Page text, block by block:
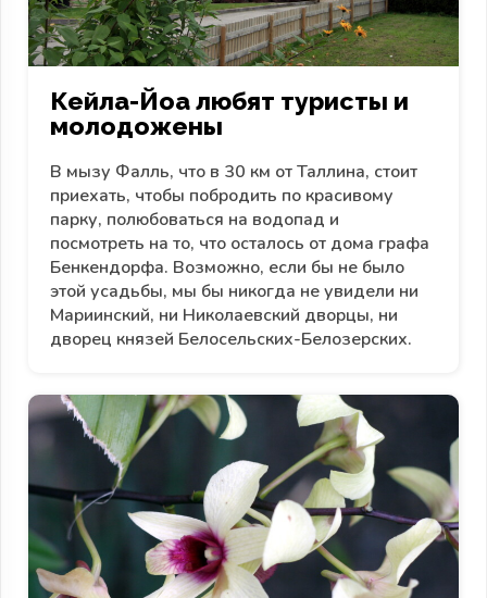
Кейла-Йоа любят туристы и
молодожены
В мызу Фалль, что в 30 км от Таллина, стоит
приехать, чтобы побродить по красивому
парку, полюбоваться на водопад и
посмотреть на то, что осталось от дома графа
Бенкендорфа. Возможно, если бы не было
этой усадьбы, мы бы никогда не увидели ни
Мариинский, ни Николаевский дворцы, ни
дворец князей Белосельских-Белозерских.